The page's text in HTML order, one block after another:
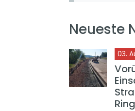
Neueste
03.